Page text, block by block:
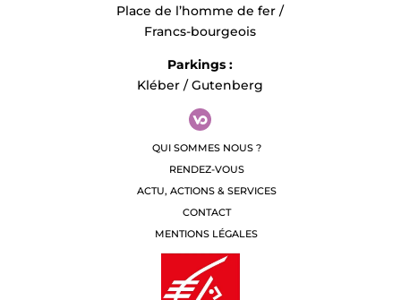
Place de l’homme de fer /
Francs-bourgeois
Parkings :
Kléber / Gutenberg
QUI SOMMES NOUS ?
RENDEZ-VOUS
ACTU, ACTIONS & SERVICES
CONTACT
MENTIONS LÉGALES